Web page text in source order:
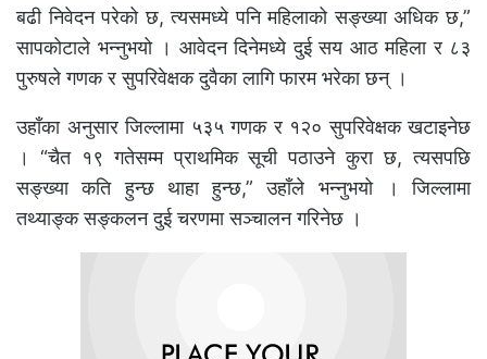
बढी निवेदन परेको छ, त्यसमध्ये पनि महिलाको सङ्ख्या अधिक छ,”
सापकोटाले भन्नुभयो । आवेदन दिनेमध्ये दुई सय आठ महिला र ८३
पुरुषले गणक र सुपरिवेक्षक दुवैका लागि फारम भरेका छन् ।
उहाँका अनुसार जिल्लामा ५३५ गणक र १२० सुपरिवेक्षक खटाइनेछ
। “चैत १९ गतेसम्म प्राथमिक सूची पठाउने कुरा छ, त्यसपछि
सङ्ख्या कति हुन्छ थाहा हुन्छ,” उहाँले भन्नुभयो । जिल्लामा
तथ्याङ्क सङ्कलन दुई चरणमा सञ्चालन गरिनेछ ।